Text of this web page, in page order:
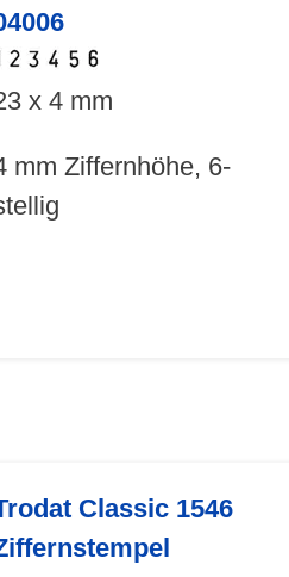
x 4 mm
mm Ziffernhöhe, 6-
Classic 1546